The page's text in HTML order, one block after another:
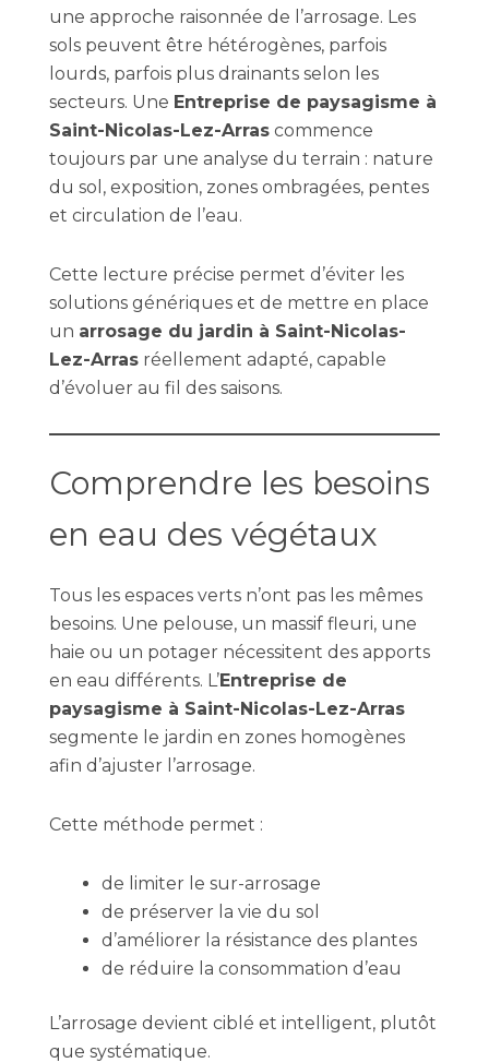
une approche raisonnée de l’arrosage. Les
sols peuvent être hétérogènes, parfois
lourds, parfois plus drainants selon les
secteurs. Une Entreprise de paysagisme à
Saint-Nicolas-Lez-Arras commence
toujours par une analyse du terrain : nature
du sol, exposition, zones ombragées, pentes
et circulation de l’eau.
Cette lecture précise permet d’éviter les
solutions génériques et de mettre en place
un arrosage du jardin à Saint-Nicolas-
Lez-Arras réellement adapté, capable
d’évoluer au fil des saisons.
Comprendre les besoins
en eau des végétaux
Tous les espaces verts n’ont pas les mêmes
besoins. Une pelouse, un massif fleuri, une
haie ou un potager nécessitent des apports
en eau différents. L’Entreprise de
paysagisme à Saint-Nicolas-Lez-Arras
segmente le jardin en zones homogènes
afin d’ajuster l’arrosage.
Cette méthode permet :
de limiter le sur-arrosage
de préserver la vie du sol
d’améliorer la résistance des plantes
de réduire la consommation d’eau
L’arrosage devient ciblé et intelligent, plutôt
que systématique.